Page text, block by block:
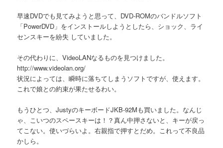
早速DVDでも見てみようと思って、DVD-ROMのバンドルソフト
「PowerDVD」をインストールしようとしたら、ショック、ライ
センスキーを紛失 していました。
その代わりに、VideoLANなるものを見つけました。
http://www.videolan.org/
状況によっては、瞬時に落ちてしまうソフトですが、使えます。
これで娘との約束が果たせるわい。
もうひとつ、JustyのキーボードJKB-92Mも買いました。なんじ
ゃ、こいつのスペースキーは！？真ん中押さないと、キーが戻っ
てこない。使いづらいよ。右親指で押すとだめ。これって不良品
かしら。